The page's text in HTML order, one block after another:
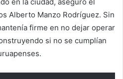
Alberto Manzo Rodríguez. Sin
firme en no dejar operar
si no se cumplían